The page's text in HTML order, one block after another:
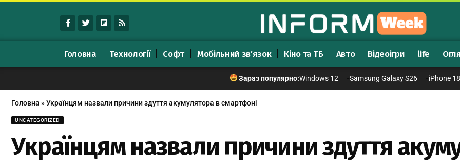
Головна Технології Софт Мобільний зв’язок Кіно та ТБ Авто Відеоігри life
Зараз популярно:Windows 12 Samsung Galaxy S26 iPhone 18
Головна »Українцям назвали причини здуття акумулятора в смартфоні
UNCATEGORIZED
Українцям назвали причини здуття